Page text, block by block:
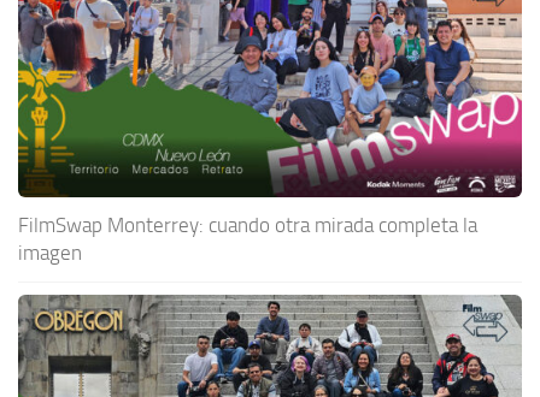
FilmSwap Monterrey: cuando otra mirada completa la
imagen